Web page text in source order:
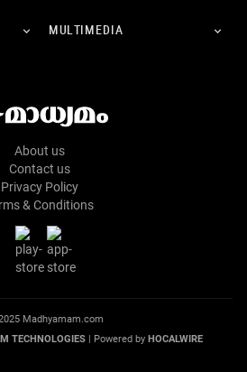
MULTIMEDIA
About us
Contact us
Privacy Policy
& Conditions
Madhyamam.com
TECHNOLOGIES | Powered by HOCALWIRE